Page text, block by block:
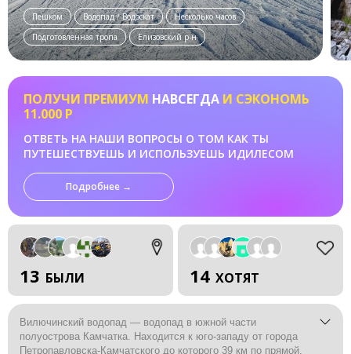
Пешком Водопад / Водоскат
Несколько часов
Подготовленная тропа
Елизовский р-н
ПОЛУЧИ ПРЕМИУМ НАВСЕГДА И СЭКОНОМЬ
11.000 Р
ОТВЕТЬ НА НАШИ ВОПРОСЫ О ТОМ КАК ТЫ
ПУТЕШЕСТВУЕШЬ И ИСПОЛЬЗУЕШЬ ИДИЛЕСОМ
Подробнее →
13 БЫЛИ 14 ХОТЯТ
Вилючинский водопад — водопад в южной части
полуострова Камчатка. Находится к юго-западу от города
Петропавловска-Камчатского до которого 39 км по прямой.